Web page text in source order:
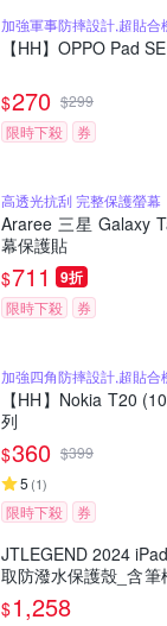
加強軍事防摔設計,超貼合
【HH】OPPO Pad
$270 $299
限時下殺
券
高透光抗刮 完整保護螢幕
Araree 三星 Galaxy
幕保護貼
$711 9折
限時下殺 券
加強四角防摔設計,超貼合
【HH】Nokia T20
列
$360 $399
5 (1)
限時下殺 券
JTLEGEND 2024
取防潑水保護殼_含
_2022-21)
$1,258